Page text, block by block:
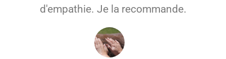
d'empathie. Je la recommande.